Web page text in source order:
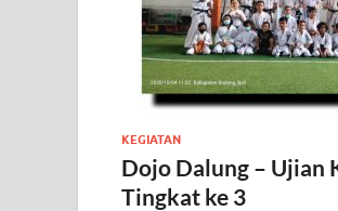
KEGIATAN
Dojo Dalung – Ujian
Tingkat ke 3